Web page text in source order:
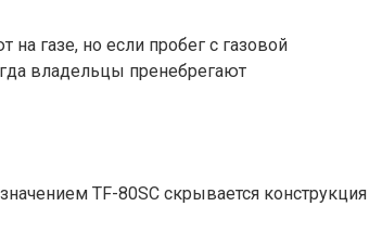
газе, но если пробег с газовой
владельцы пренебрегают
TF-80SC скрывается конструкция